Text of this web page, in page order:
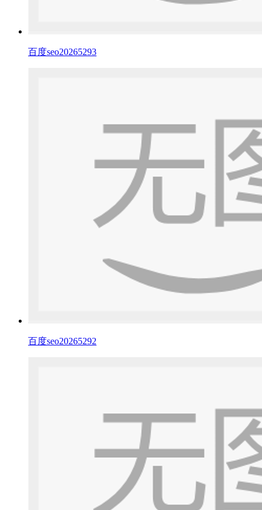
百度seo20265293
百度seo20265292